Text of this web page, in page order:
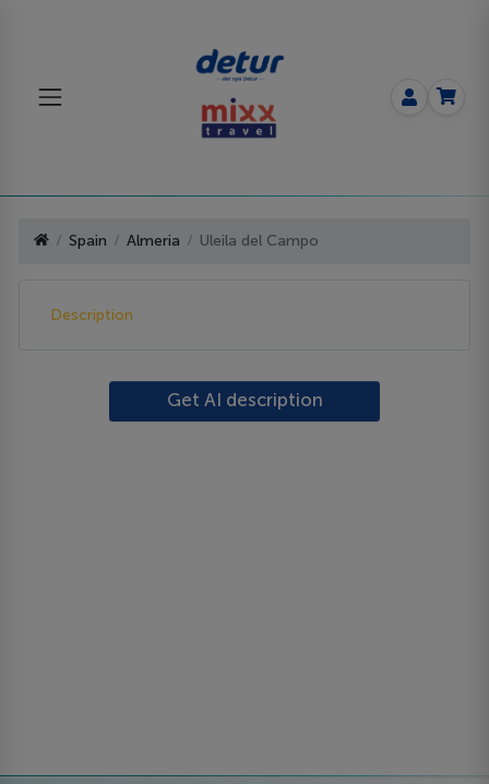
Spain Almeria Uleila del Campo
Description
Get AI description